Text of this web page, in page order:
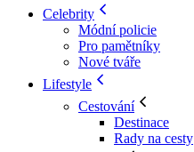
Celebrity
Módní policie
Pro pamětníky
Nové tváře
Lifestyle
Cestování
Destinace
Rady na cesty